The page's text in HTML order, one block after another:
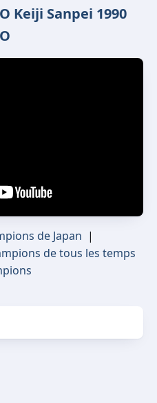
Keiji Sanpei 1990
de Japan |
de tous les temps